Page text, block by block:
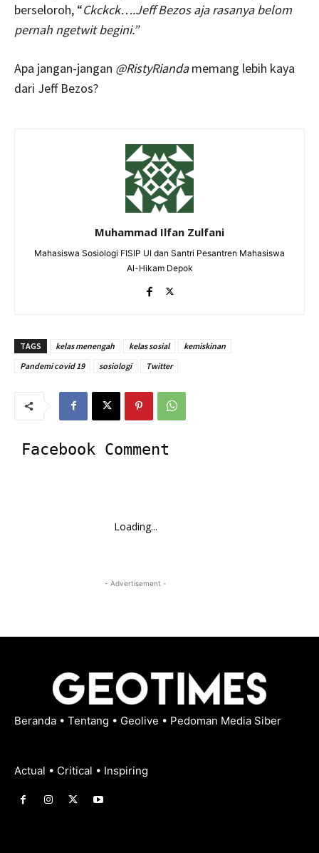
berseloroh, “Ckckck….Jeff Bezos aja rasanya belom
pernah ngetwit begini.”
Apa jangan-jangan @RistyRiandamemang lebih kaya
dari Jeff Bezos?
Muhammad Ilfan Zulfani
Mahasiswa Sosiologi FISIP UI dan Santri Pesantren Mahasiswa
Al-Hikam Depok
TAGS kelas menengah kelas sosial
kemiskinan
Pandemi covid 19
sosiologi Twitter
Facebook Comment
Loading...
- Advertisement -
Beranda • Tentang • Geolive • Pedoman Media Siber
Actual • Critical • Inspiring